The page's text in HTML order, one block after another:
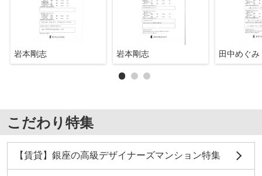
岩本剛志 岩本剛志 田中めぐみ
こだわり特集
【賃貸】銀座の高級デザイナーズマンション特集